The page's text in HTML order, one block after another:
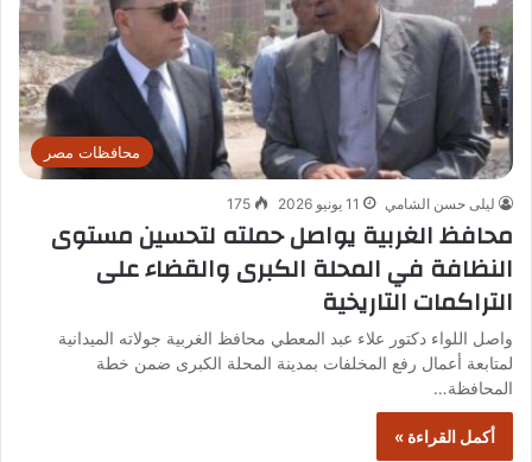
محافظات مصر
ليلى حسن الشامي 11 يونيو 2026 175
محافظ الغربية يواصل حملته لتحسين مستوى
النظافة في المحلة الكبرى والقضاء على
التراكمات التاريخية
واصل اللواء دكتور علاء عبد المعطي محافظ الغربية جولاته الميدانية
لمتابعة أعمال رفع المخلفات بمدينة المحلة الكبرى ضمن خطة
المحافظة…
أكمل القراءة »